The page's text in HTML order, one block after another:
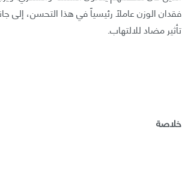
فقدان الوزن عاملاً رئيسياً في هذا التحسن، إلى
تأثير مضاد للالتهاب.
خلاصة